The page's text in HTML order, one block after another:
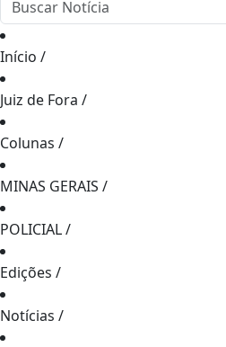
Início /
Juiz de Fora /
Colunas /
MINAS GERAIS /
POLICIAL/
Edições /
Notícias /